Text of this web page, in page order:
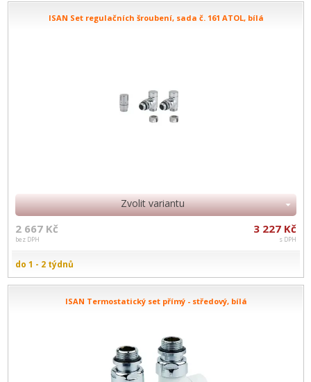
ISAN Set regulačních šroubení, sada č. 161 ATOL, bílá
Zvolit variantu
2 667 Kč
bez DPH
3 227 Kč
s DPH
do 1 - 2 týdnů
ISAN Termostatický set přímý - středový, bílá